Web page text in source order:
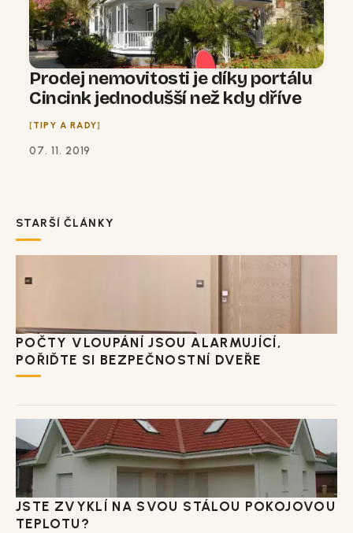
Prodej nemovitosti je díky portálu
Cincink jednodušší než kdy dříve
TIPY A RADY
07. 11. 2019
STARŠÍ ČLÁNKY
POČTY VLOUPÁNÍ JSOU ALARMUJÍCÍ,
POŘIĎTE SI BEZPEČNOSTNÍ DVEŘE
JSTE ZVYKLÍ NA SVOU STÁLOU POKOJOVOU
TEPLOTU?